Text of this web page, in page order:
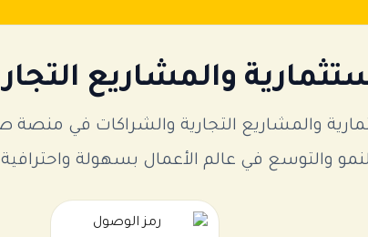
والمشاريع
والمشاريع التجارية والشراكات في منصة
والتوسع في عالم الأعمال بسهولة